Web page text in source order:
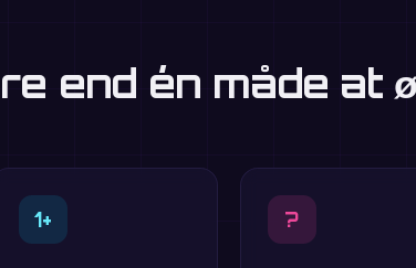
end én måde at
1+ ?